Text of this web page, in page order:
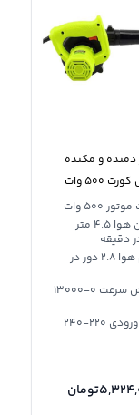
دمنده و مکنده
ایکس کورت 500 وات
XQF02-
500 وات
جريان هوا 4.5 متر
دقيقه
حجم هوا 2.8 دور در
گردش سرعت 0-13000
ولتاژ ورودی 220-240
تومان